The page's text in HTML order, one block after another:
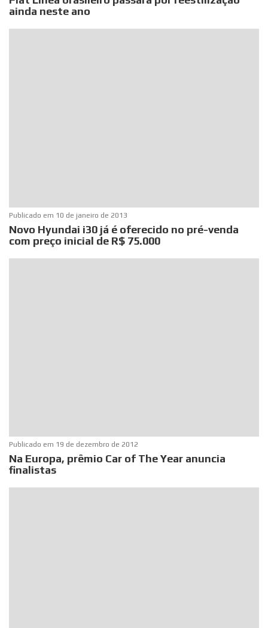
ainda neste ano
Publicado em 10 de janeiro de 2013
Novo Hyundai i30 já é oferecido no pré-venda
com preço inicial de R$ 75.000
Publicado em 19 de dezembro de 2012
Na Europa, prêmio Car of The Year anuncia
finalistas